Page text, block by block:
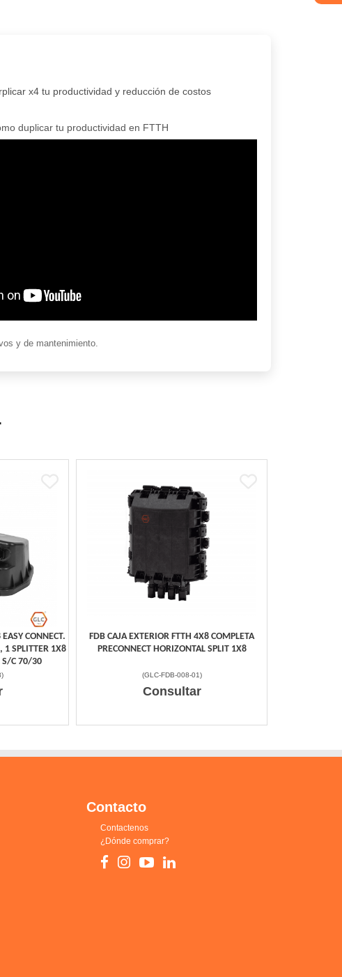
x4 tu productividad y reducción de costos
duplicar tu productividad en FTTH
y de mantenimiento.
CONNECT.
1 SPLITTER 1X8
S/C 70/30
)
FDB CAJA EXTERIOR FTTH 4X8 COMPLETA
PRECONNECT HORIZONTAL SPLIT 1X8
(GLC-FDB-008-01)
Consultar
Contacto
Contactenos
¿Dónde comprar?